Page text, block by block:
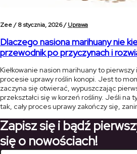
Zee /8 stycznia, 2026 /Uprawa
Dlaczego nasiona marihuany nie
przewodnik po przyczynach i
Kiełkowanie nasion marihuany to
procesie uprawy roślin konopi. Jest to
zaczyna się otwierać, wypuszczając
przekształci się w korzeń rośliny. Jeśli na
tak, cały proces uprawy zakończy się,
[…]
Zapisz się i bądź
się o nowościach!